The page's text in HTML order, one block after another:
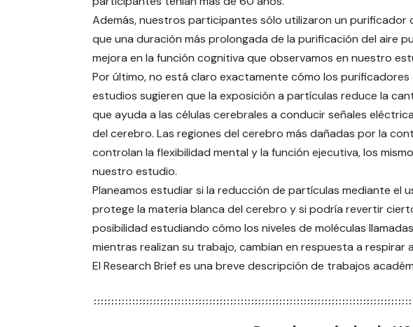
Además, nuestros participantes sólo utilizaron un purificador
que una duración más prolongada de la purificación del aire
mejora en la función cognitiva que observamos en nuestro
Por último, no está claro exactamente cómo los purificadores
estudios sugieren que la exposición a partículas reduce la
que ayuda a las células cerebrales a conducir señales
del cerebro. Las regiones del cerebro más dañadas por la
controlan la flexibilidad mental y la función ejecutiva, los
nuestro estudio.
Planeamos estudiar si la reducción de partículas mediante el
protege la materia blanca del cerebro y si podría revertir
posibilidad estudiando cómo los niveles de moléculas
mientras realizan su trabajo, cambian en respuesta a respirar
El Research Brief es una breve descripción de trabajos